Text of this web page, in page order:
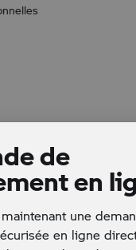
vous envoyer
faites-vous cette
du produit ou
de
en
une
en ligne